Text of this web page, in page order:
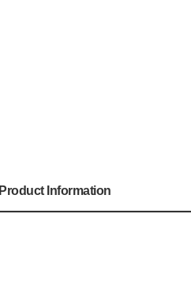
Product Information